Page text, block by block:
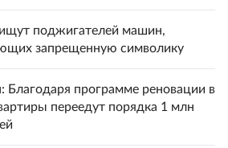
поджигателей машин,
запрещенную символику
Благодаря программе реновации в
переедут порядка 1 млн